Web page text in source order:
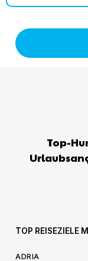
Top-
TOP REISEZIELE
ADRIA